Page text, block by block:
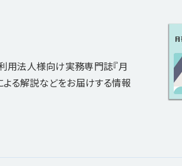
用法人様向け実務専門誌『月
る解説などをお届けする情報